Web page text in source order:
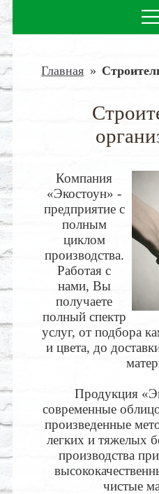
Главная »
Компания
«Экостоун» -
предприятие с
полным
циклом
производства.
Работая с
нами, Вы
получаете
полный спектр
услуг, от подбора
и цвета, до
Продукция
современные
произведенные
легких и тяжелых
производства
чистые